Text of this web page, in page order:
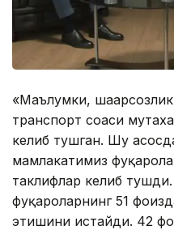
«Маълумки,
транспорт соҳаси
келиб тушган. Шу
мамлакатимиз
таклифлар келиб
фуқароларнинг 51
этишини истайди. 42